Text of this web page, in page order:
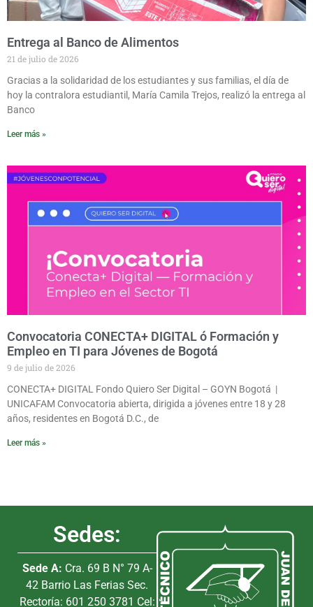
Entrega al Banco de Alimentos
21 de julio de 2026
Gracias a la solidaridad de los estudiantes y sus familias, el día de
hoy la contralora estudiantil, María Camila Trejos, realizó la entrega al
Banco
Leer más »
Convocatoria CONECTA+ DIGITAL ó Formación y
Empleo en TI para Jóvenes de Bogotá
9 de julio de 2026
CONECTA+ DIGITAL Fondo Quiero Ser Digital – GOYN Bogotá |
UNICAFAM Convocatoria abierta, dirigida a jóvenes entre 18 y 28
años, residentes en Bogotá D.C., de
Leer más »
Sedes:
Sede A: Cra. 69 B N° 79 A-
42 Barrio Las Ferias Sec.
Rectoría: 601 250 3781 Cel: